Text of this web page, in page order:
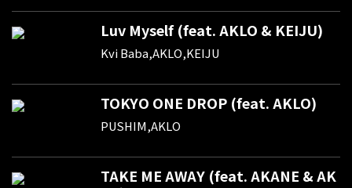
Luv Myself (feat. AKLO & KEIJU)
Kvi Baba,AKLO,KEIJU
TOKYO ONE DROP (feat. AKLO)
PUSHIM,AKLO
TAKE ME AWAY (feat. AKANE & AK